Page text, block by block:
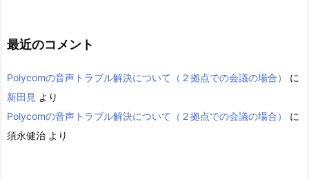
最近のコメント
Polycomの音声トラブル解決について（２拠点での会議の場合）
に
新田見 より
Polycomの音声トラブル解決について（２拠点での会議の場合）
に
須永健治 より